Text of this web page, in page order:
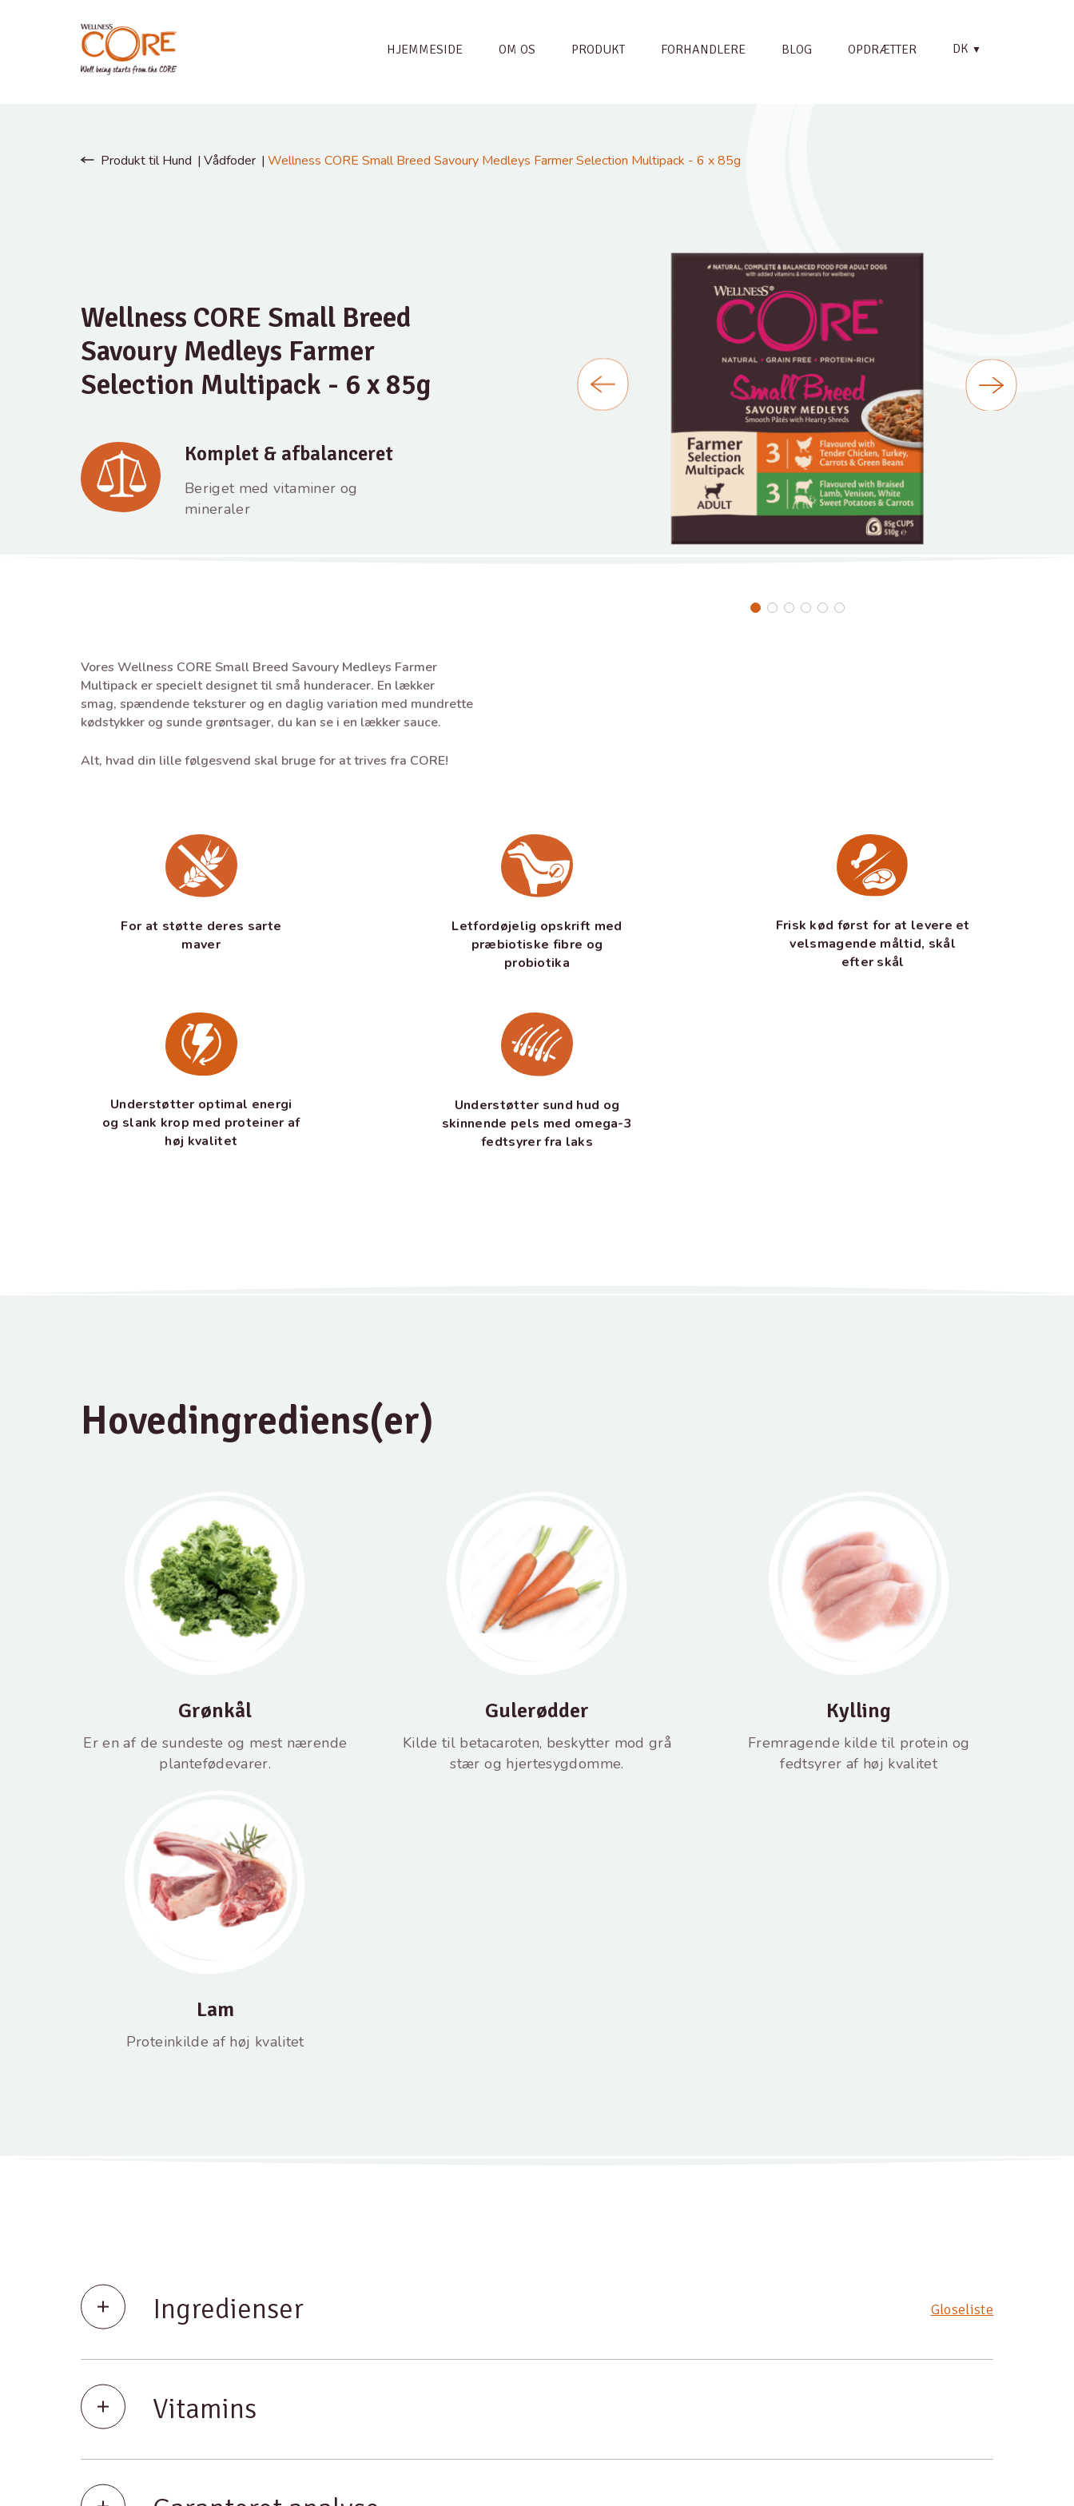
HJEMMESIDE OM OS PRODUKT FORHANDLERE BLOG OPDRÆTTER DK ▼
Produkt til Hund Vådfoder Wellness CORE Small Breed Savoury Medleys Farmer Selection Multipack - 6 x 85g
Wellness CORE Small Breed
Savoury Medleys Farmer
Selection Multipack - 6 x 85g
Komplet & afbalanceret
Beriget med vitaminer og
mineraler
Vores Wellness CORE Small Breed Savoury Medleys Farmer
Multipack er specielt designet til små hunderacer. En lækker
smag, spændende teksturer og en daglig variation med mundrette
kødstykker og sunde grøntsager, du kan se i en lækker sauce.
Alt, hvad din lille følgesvend skal bruge for at trives fra CORE!
For at støtte deres sarte
maver
Letfordøjelig opskrift med
præbiotiske fibre og
probiotika
Frisk kød først for at levere et
velsmagende måltid, skål
efter skål
Understøtter optimal energi
og slank krop med proteiner af
høj kvalitet
Understøtter sund hud og
skinnende pels med omega-3
fedtsyrer fra laks
Hovedingrediens(er)
Grønkål
Er en af ​​de sundeste og mest nærende
plantefødevarer.
Gulerødder
Kilde til betacaroten, beskytter mod grå
stær og hjertesygdomme.
Kylling
Fremragende kilde til protein og
fedtsyrer af høj kvalitet
Lam
Proteinkilde af høj kvalitet
Ingredienser Gloseliste
Vitamins